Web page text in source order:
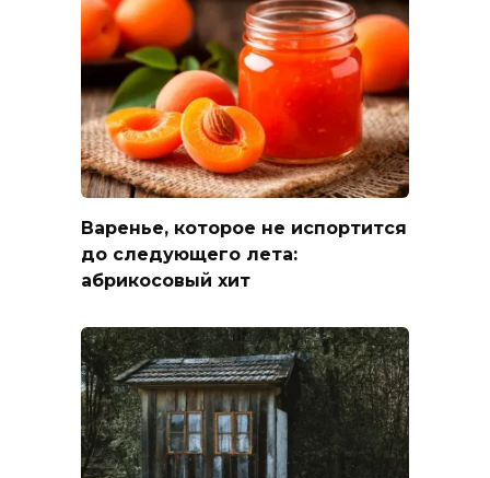
Варенье, которое не испортится
до следующего лета:
абрикосовый хит